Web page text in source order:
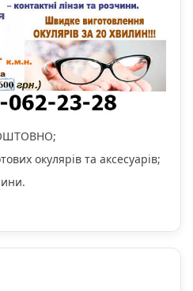
окулярів та аксесуарів;